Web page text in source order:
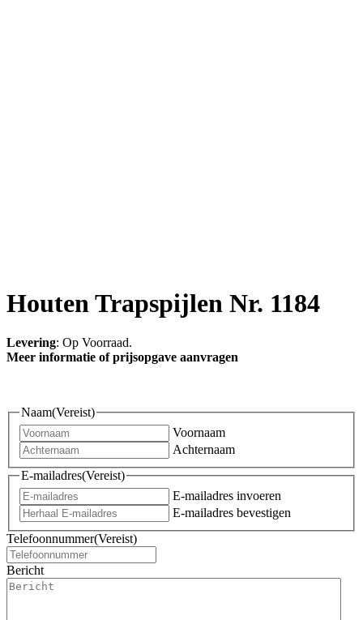
Houten Trapspijlen Nr. 1184
Levering: Op Voorraad.
Meer informatie of prijsopgave aanvragen
Naam(Vereist)
Voornaam
Achternaam
E-mailadres(Vereist)
E-mailadres invoeren
E-mailadres bevestigen
Telefoonnummer(Vereist)
Bericht